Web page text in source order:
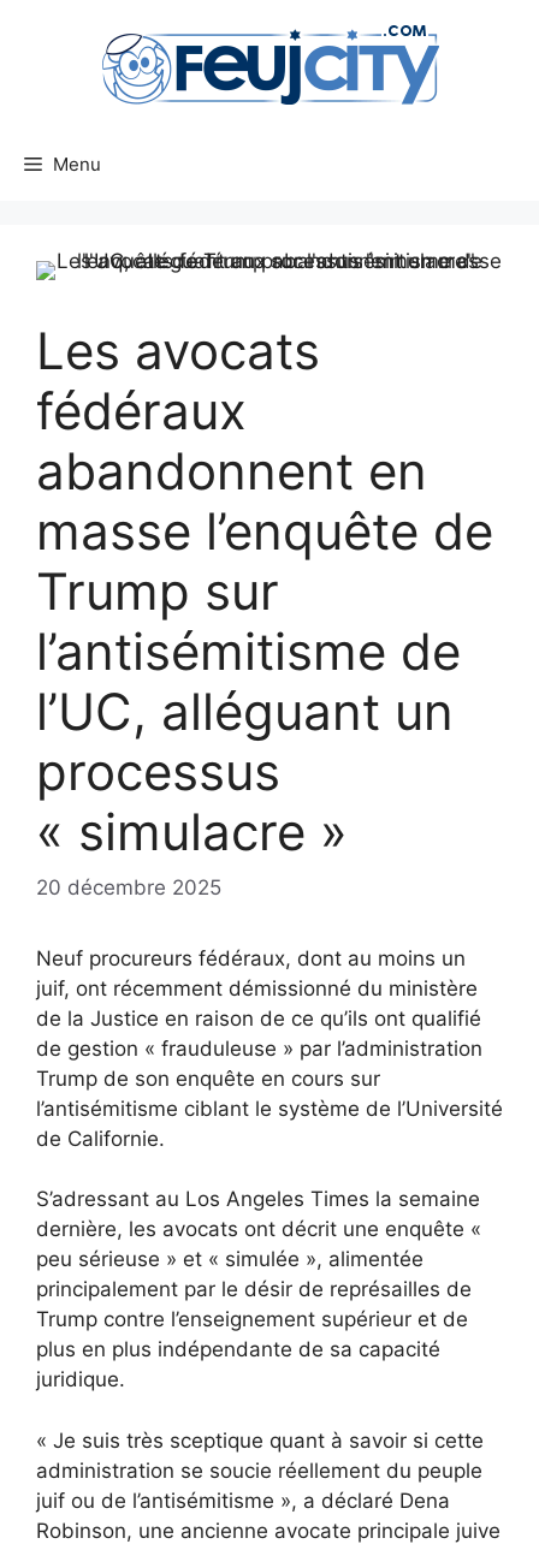
Menu
Les avocats
fédéraux
abandonnent en
masse l’enquête de
Trump sur
l’antisémitisme de
l’UC, alléguant un
processus
« simulacre »
20 décembre 2025
Neuf procureurs fédéraux, dont au moins un
juif, ont récemment démissionné du ministère
de la Justice en raison de ce qu’ils ont qualifié
de gestion « frauduleuse » par l’administration
Trump de son enquête en cours sur
l’antisémitisme ciblant le système de l’Université
de Californie.
S’adressant au Los Angeles Times la semaine
dernière, les avocats ont décrit une enquête «
peu sérieuse » et « simulée », alimentée
principalement par le désir de représailles de
Trump contre l’enseignement supérieur et de
plus en plus indépendante de sa capacité
juridique.
« Je suis très sceptique quant à savoir si cette
administration se soucie réellement du peuple
juif ou de l’antisémitisme », a déclaré Dena
Robinson, une ancienne avocate principale juive